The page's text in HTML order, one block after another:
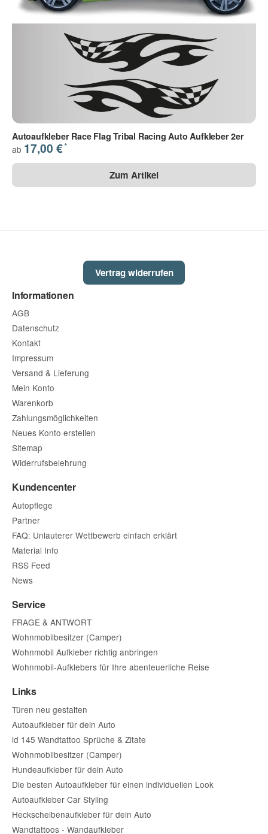
Autoaufkleber Race Flag Tribal Racing Auto Aufkleber 2er
ab 17,00 €*
Zum Artikel
Vertrag widerrufen
Informationen
AGB
Datenschutz
Kontakt
Impressum
Versand & Lieferung
Mein Konto
Warenkorb
Zahlungsmöglichkeiten
Neues Konto erstellen
Sitemap
Widerrufsbelehrung
Kundencenter
Autopflege
Partner
FAQ: Unlauterer Wettbewerb einfach erklärt
Material Info
RSS Feed
News
Service
FRAGE & ANTWORT
Wohnmobilbesitzer (Camper)
Wohnmobil Aufkleber richtig anbringen
Wohnmobil-Aufklebers für Ihre abenteuerliche Reise
Links
Türen neu gestalten
Autoaufkleber für dein Auto
id 145 Wandtattoo Sprüche & Zitate
Wohnmobilbesitzer (Camper)
Hundeaufkleber für dein Auto
Die besten Autoaufkleber für einen individuellen Look
Autoaufkleber Car Styling
Heckscheibenaufkleber für dein Auto
Wandtattoos - Wandaufkleber